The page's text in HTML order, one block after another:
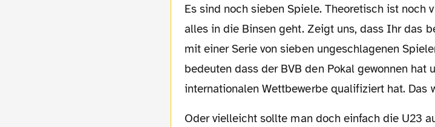
Es sind noch sieben Spiele. Theoretisch ist noch vieles möglich. Aber halt auch, dass
alles in die Binsen geht. Zeigt uns, dass Ihr das
mit einer Serie von sieben ungeschlagenen
bedeuten dass der BVB den Pokal gewonnen
internationalen Wettbewerbe qualifiziert hat. Das
Oder vielleicht sollte man doch einfach die U23